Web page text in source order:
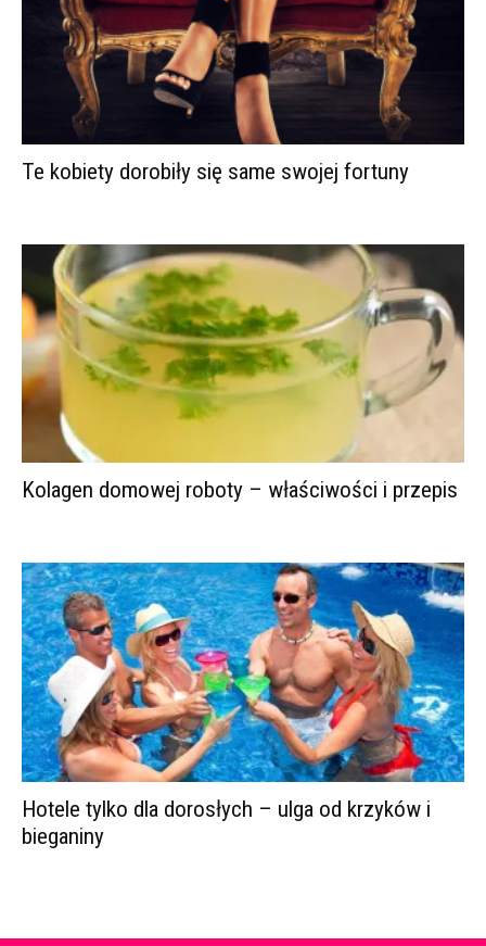
Te kobiety dorobiły się same swojej fortuny
Kolagen domowej roboty – właściwości i przepis
Hotele tylko dla dorosłych – ulga od krzyków i
bieganiny